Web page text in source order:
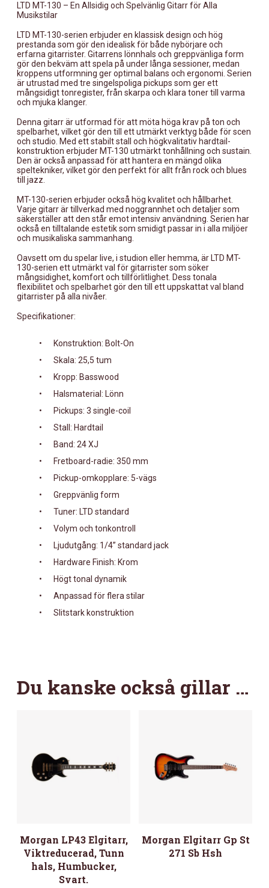
MÄNGD
LTD MT-130 – En Allsidig och Spelvänlig Gitarr för Alla
Musikstilar
LTD MT-130-serien erbjuder en klassisk design och hög
prestanda som gör den idealisk för både nybörjare och
erfarna gitarrister. Gitarrens lönnhals och greppvänliga form
gör den bekväm att spela på under långa sessioner, medan
kroppens utformning ger optimal balans och ergonomi. Serien
är utrustad med tre singelspoliga pickups som ger ett
mångsidigt tonregister, från skarpa och klara toner till varma
och mjuka klanger.
Denna gitarr är utformad för att möta höga krav på ton och
spelbarhet, vilket gör den till ett utmärkt verktyg både för scen
och studio. Med ett stabilt stall och högkvalitativ hardtail-
konstruktion erbjuder MT-130 utmärkt tonhållning och sustain.
Den är också anpassad för att hantera en mängd olika
speltekniker, vilket gör den perfekt för allt från rock och blues
till jazz.
MT-130-serien erbjuder också hög kvalitet och hållbarhet.
Varje gitarr är tillverkad med noggrannhet och detaljer som
säkerställer att den står emot intensiv användning. Serien har
också en tilltalande estetik som smidigt passar in i alla miljöer
och musikaliska sammanhang.
Oavsett om du spelar live, i studion eller hemma, är LTD MT-
130-serien ett utmärkt val för gitarrister som söker
mångsidighet, komfort och tillförlitlighet. Dess tonala
flexibilitet och spelbarhet gör den till ett uppskattat val bland
gitarrister på alla nivåer.
Specifikationer:
•
Konstruktion: Bolt-On
•
Skala: 25,5 tum
•
Kropp: Basswood
•
Halsmaterial: Lönn
•
Pickups: 3 single-coil
•
Stall: Hardtail
•
Band: 24 XJ
•
Fretboard-radie: 350 mm
•
Pickup-omkopplare: 5-vägs
•
Greppvänlig form
•
Tuner: LTD standard
•
Volym och tonkontroll
•
Ljudutgång: 1/4” standard jack
•
Hardware Finish: Krom
•
Högt tonal dynamik
•
Anpassad för flera stilar
•
Slitstark konstruktion
Du kanske också gillar …
Morgan LP43 Elgitarr,
Viktreducerad, Tunn
hals, Humbucker,
Svart.
Morgan Elgitarr Gp St
271 Sb Hsh